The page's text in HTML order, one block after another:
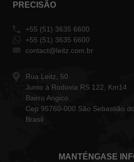
PRECISÃO
+55 (51) 3635 6600
+55 (51) 3635 6600
contact@leitz.com.br
Rua Leitz, 50
Junto à Rodovia RS 122, Km14
Bairro Angico
Cep 95760-000 São Sebastião
Brasil
MANTÉNGASE